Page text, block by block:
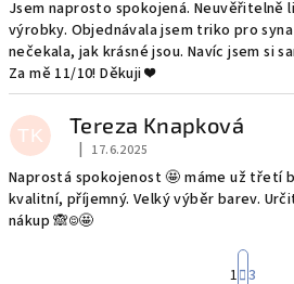
Jsem naprosto spokojená. Neuvěřitelně
výrobky. Objednávala jsem triko pro
nečekala, jak krásné jsou. Navíc jsem si
Za mě 11/10! Děkuji ❤️
TK Tereza Knapková
Hodnocení obchodu je 5 z 5
17.6.2025
Naprostá spokojenost 🤩 máme už třetí
kvalitní, příjemný. Velký výběr barev.
nákup 🙈☺️🤩
S
t
1 3